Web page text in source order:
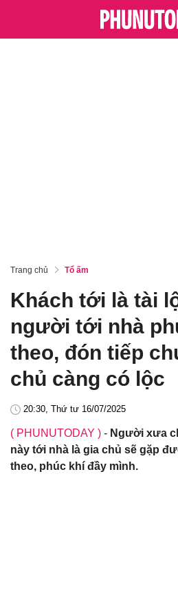
Trang chủ Tổ ấm
Khách tới là tài
người tới nhà
theo, đón tiếp
chủ càng có lộc
20:30, Thứ tư 16/07/2025
( PHUNUTODAY ) - Người xưa
này tới nhà là gia chủ sẽ gặp
theo, phúc khí đầy mình.